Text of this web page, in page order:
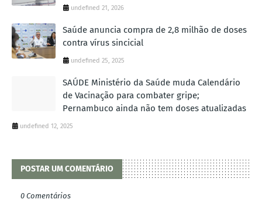
undefined 21, 2026
Saúde anuncia compra de 2,8 milhão de doses
contra vírus sincicial
undefined 25, 2025
SAÚDE Ministério da Saúde muda Calendário
de Vacinação para combater gripe;
Pernambuco ainda não tem doses atualizadas
undefined 12, 2025
POSTAR UM COMENTÁRIO
0 Comentários